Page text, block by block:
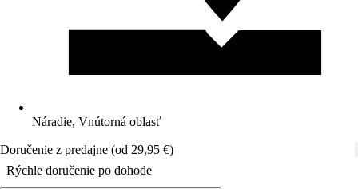
Náradie, Vnútorná oblasť
Doručenie z predajne (od 29,95 €)
Rýchle doručenie po dohode